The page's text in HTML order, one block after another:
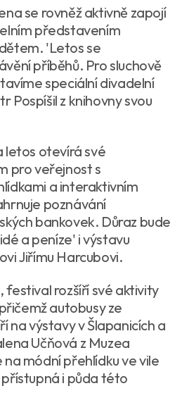
se rovněž aktivně zapojí
představením
'Letos se
příběhů. Pro sluchově
speciální divadelní
Pospíšil z knihovny svou
letos otevírá své
pro veřejnost s
a interaktivním
poznávání
bankovek. Důraz bude
a peníze' i výstavu
Jiřímu Harcubovi.
festival rozšíří své aktivity
autobusy ze
na výstavy v Šlapanicích a
Učňová z Muzea
módní přehlídku ve vile
i půda této